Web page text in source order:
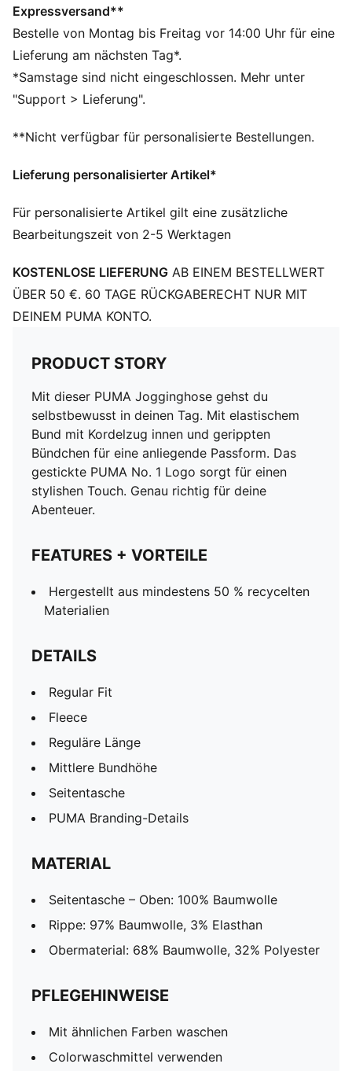
DETAILS
Regular Fit
Fleece
Reguläre Länge
Mittlere Bundhöhe
Seitentasche
Expressversand**
Bestelle von Montag bis Freitag vor 14:00 Uhr für eine
Lieferung am nächsten Tag*.
*Samstage sind nicht eingeschlossen. Mehr unter
"Support > Lieferung".
**Nicht verfügbar für personalisierte Bestellungen.
Lieferung personalisierter Artikel*
Für personalisierte Artikel gilt eine zusätzliche
Bearbeitungszeit von 2-5 Werktagen
KOSTENLOSE LIEFERUNG AB EINEM BESTELLWERT
ÜBER 50 €. 60 TAGE RÜCKGABERECHT NUR MIT
DEINEM PUMA KONTO.
PRODUCT STORY
Mit dieser PUMA Jogginghose gehst du
selbstbewusst in deinen Tag. Mit elastischem
Bund mit Kordelzug innen und gerippten
Bündchen für eine anliegende Passform. Das
gestickte PUMA No. 1 Logo sorgt für einen
stylishen Touch. Genau richtig für deine
Abenteuer.
FEATURES + VORTEILE
Hergestellt aus mindestens 50 % recycelten
Materialien
DETAILS
Regular Fit
Fleece
Reguläre Länge
Mittlere Bundhöhe
Seitentasche
PUMA Branding-Details
MATERIAL
Seitentasche – Oben: 100% Baumwolle
Rippe: 97% Baumwolle, 3% Elasthan
Obermaterial: 68% Baumwolle, 32% Polyester
PFLEGEHINWEISE
Mit ähnlichen Farben waschen
Colorwaschmittel verwenden